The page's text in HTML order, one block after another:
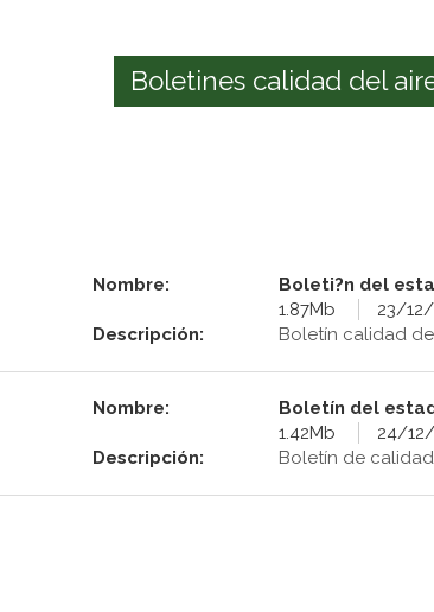
Boletines calidad del
Nombre:
Boleti?n del
1.87Mb
23/
Descripción:
Boletín calidad
Nombre:
Boletín del
1.42Mb
24/
Descripción:
Boletín de